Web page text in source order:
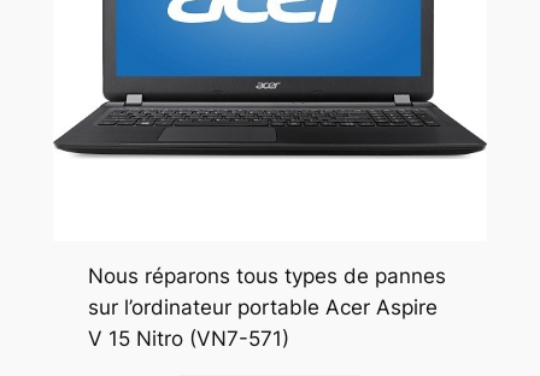
Nous réparons tous types de pannes
sur l’ordinateur portable Acer Aspire
V 15 Nitro (VN7-571)